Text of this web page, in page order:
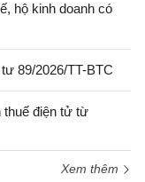
hộ kinh doanh có
89/2026/TT-BTC
thuế điện tử từ
Xem thêm